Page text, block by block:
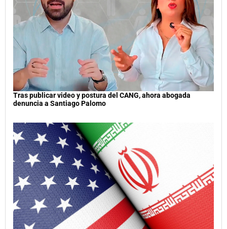
Tras publicar video y postura del CANG, ahora abogada
denuncia a Santiago Palomo